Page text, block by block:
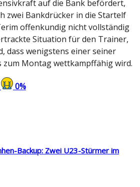
auf die Bank befördert,
zwei Bankdrücker in die Startelf
offenkundig nicht vollständig
Situation für den Trainer,
dass wenigstens einer seiner
zum Montag wettkampffähig wird.
0%
Backup: Zwei U23-Stürmer im